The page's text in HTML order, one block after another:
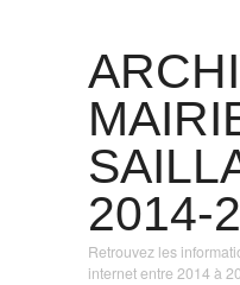
2014-
Retrouvez les
internet entre 2014 à